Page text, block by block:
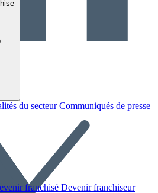
du secteur Communiqués de presse
franchisé Devenir franchiseur